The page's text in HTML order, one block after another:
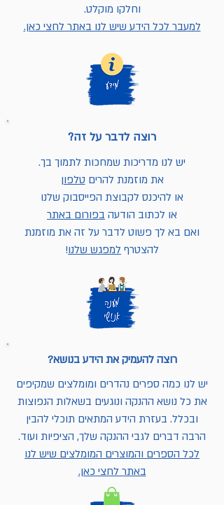
וחלקו מוקלט.
למעבר לכל הידע שיש לנו באתר לחצי כאן.
רוצה לדבר על זה?
יש לנו מדריכות שמחכות לתמוך בך.
את מוזמנת להרים טלפון
או להיכנס לקבוצת הפייסבוק שלנו
או לכתוב הודעה בפורום באתר
ואם בא לך פשוט לדבר על זה את מוזמנת
להצטרף למפגש שלנו!
רוצה להעמיק את הידע בנושא?
יש לנו כמה ספרים נהדרים ומומלצים שמקיפים
את כל נושא ההנקה ונוגעים בשאלות הנפוצות
ובכלל. בעזרת הידע המתאים תוכלי להבין
הרבה דברים לגבי ההנקה שלך, הציפיות ועוד.
לכל הספרים והמוצרים המומלצים שיש לנו
באתר לחצי כאן.